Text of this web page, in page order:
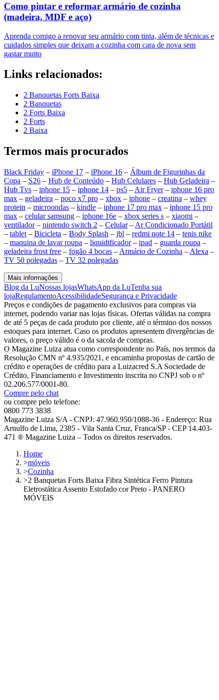
Como pintar e reformar armário de cozinha
(madeira, MDF e aço)
Aprenda comigo a renovar seu armário com tinta, além de técnicas e
cuidados simples que deixam a cozinha com cara de nova sem
gastar muito
Links relacionados:
2 Banquetas Forts Baixa
2 Banquetas
2 Forts Baixa
2 Forts
2 Baixa
Termos mais procurados
Black Friday – iPhone 17 – iPhone 16 – Álbum de Figurinhas da
Copa – S26 – Hub de Conteúdo – Hub Celulares – Hub Geladeira –
Hub Tvs – iphone 15 – iphone 14 – ps5 – Air Fryer– iphone 16 pro
max – geladeira – poco x7 pro – xbox – iphone – creatina – whey
protein – microondas – kindle – iphone 17 pro max – iphone 15 pro
max – celular samsung – iphone 16e – xbox series s – xiaomi –
ventilador– nintendo switch 2 – Celular– Ar Condicionado Portátil
– tablet – Bicicleta – Body Splash – jbl – redmi note 14 – tenis nike
– maquina de lavar roupa – liquidificador– ipad – guarda roupa –
geladeira frost free – fogão 4 bocas – Armário de Cozinha – Alexa –
TV 50 polegadas – TV 32 polegadas
Mais informações
Blog da LuNossas lojasWhatsApp da LuTenha sua
lojaRegulamentoAcessibilidadeSegurança e Privacidade
Preços e condições de pagamento exclusivos para compras via
internet, podendo variar nas lojas físicas. Ofertas válidas na compra
de até 5 peças de cada produto por cliente, até o término dos nossos
estoques para internet. Caso os produtos apresentem divergências de
valores, o preço válido é o da sacola de compras.
O Magazine Luiza atua como correspondente no País, nos termos da
Resolução CMN nº 4.935/2021, e encaminha propostas de cartão de
crédito e operações de crédito para a Luizacred S.A Sociedade de
Crédito, Financiamento e Investimento inscrita no CNPJ sob o nº
02.206.577/0001-80.
Compre pelo chat
ou compre pelo telefone:
0800 773 3838
Magazine Luiza S/A - CNPJ: 47.960.950/1088-36 - Endereço: Rua
Arnulfo de Lima, 2385 - Vila Santa Cruz, Franca/SP - CEP 14.403-
471 ® Magazine Luiza – Todos os direitos reservados.
Home
>móveis
>Cozinha
>2 Banquetas Forts Baixa Fibra Sintética Ferro Pintura
Eletrostática Assento Estofado cor Preto - PANERO
MÓVEIS